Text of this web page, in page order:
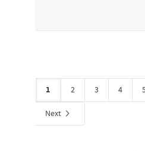
1 2 3 4
Next